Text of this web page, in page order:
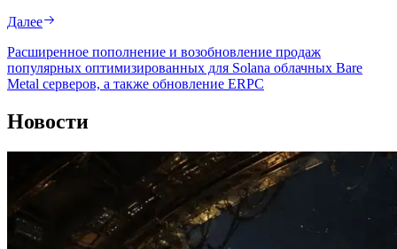
Далее
Расширенное пополнение и возобновление продаж
популярных оптимизированных для Solana облачных Bare
Metal серверов, а также обновление ERPC
Новости